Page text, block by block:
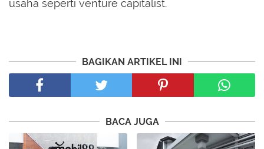
usaha seperti venture capitalist.
BAGIKAN ARTIKEL INI
BACA JUGA